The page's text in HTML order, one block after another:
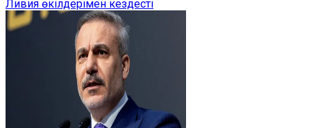
Ливия өкілдерімен кездесті